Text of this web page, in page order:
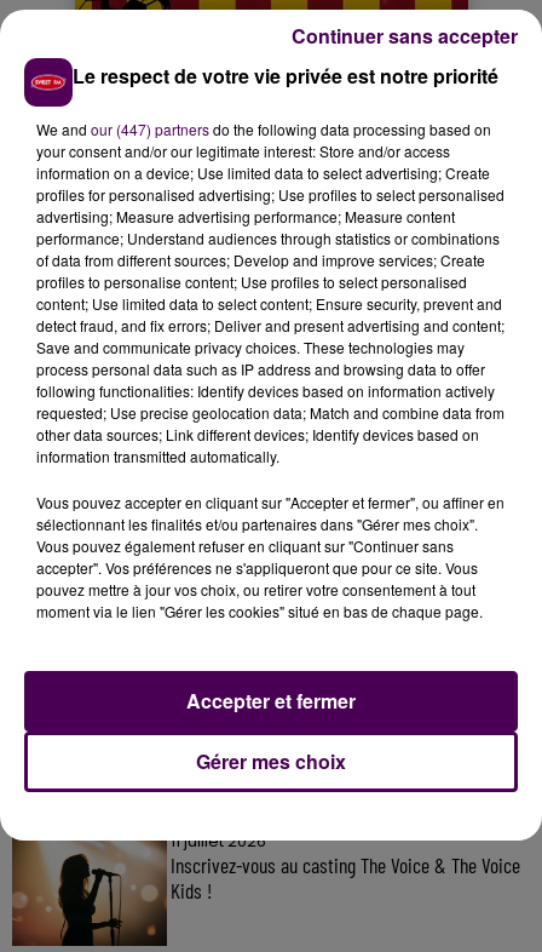
31 juillet 2026
Gagnez vos entrées à Terra Botanica !
11 juillet 2026
Inscrivez-vous au casting The Voice & The Voice
Kids !
Le respect de votre vie privée est notre priorité
We and our (447) partnersdo the following data processing based on
your consent and/or our legitimate interest: Store and/or access
information on a device; Use limited data to select advertising; Create
profiles for personalised advertising; Use profiles to select personalised
advertising; Measure advertising performance; Measure content
performance; Understand audiences through statistics or combinations
of data from different sources; Develop and improve services; Create
profiles to personalise content; Use profiles to select personalised
content; Use limited data to select content; Ensure security, prevent and
detect fraud, and fix errors; Deliver and present advertising and content;
Save and communicate privacy choices. These technologies may
process personal data such as IP address and browsing data to offer
following functionalities: Identify devices based on information actively
requested; Use precise geolocation data; Match and combine data from
other data sources; Link different devices; Identify devices based on
information transmitted automatically.
Vous pouvez accepter en cliquant sur "Accepter et fermer", ou affiner en
sélectionnant les finalités et/ou partenaires dans "Gérer mes choix".
Vous pouvez également refuser en cliquant sur "Continuer sans
accepter". Vos préférences ne s'appliqueront que pour ce site. Vous
pouvez mettre à jour vos choix, ou retirer votre consentement à tout
moment via le lien "Gérer les cookies" situé en bas de chaque page.
Gérer mes choix
Accepter et fermer
Continuer sans accepter